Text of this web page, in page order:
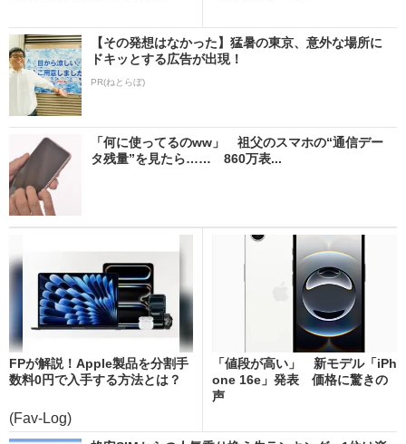
【その発想はなかった】猛暑の東京、意外な場所に
ドキッとする広告が出現！
PR(ねとらぼ)
「何に使ってるのww」 祖父のスマホの“通信デー
タ残量”を見たら…… 860万表...
FPが解説！Apple製品を分割手
数料0円で入手する方法とは？
(Fav-Log)
「値段が高い」 新モデル「iPh
one 16e」発表 価格に驚きの
声